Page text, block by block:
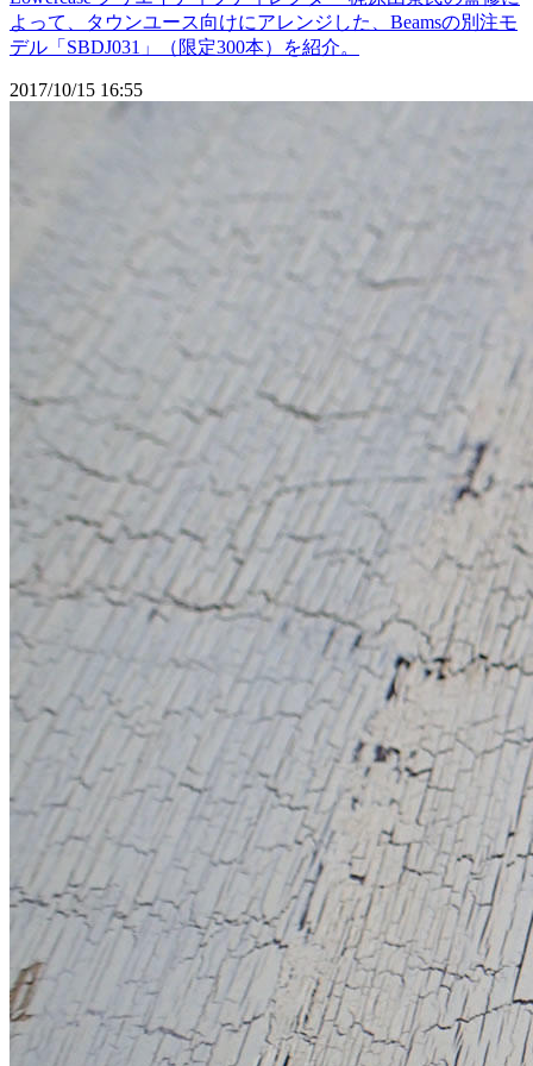
よって、タウンユース向けにアレンジした、Beamsの別注モ
デル「SBDJ031」（限定300本）を紹介。
2017/10/15 16:55